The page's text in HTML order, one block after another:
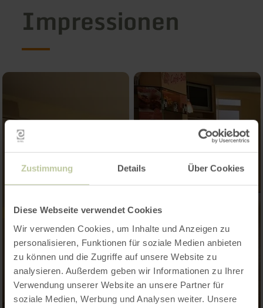
Zustimmung Details Über Cookies
Diese Webseite verwendet Cookies
Wir verwenden Cookies, um Inhalte und Anzeigen zu
personalisieren, Funktionen für soziale Medien anbieten
zu können und die Zugriffe auf unsere Website zu
analysieren. Außerdem geben wir Informationen zu Ihrer
Verwendung unserer Website an unsere Partner für
soziale Medien, Werbung und Analysen weiter. Unsere
Impressionen